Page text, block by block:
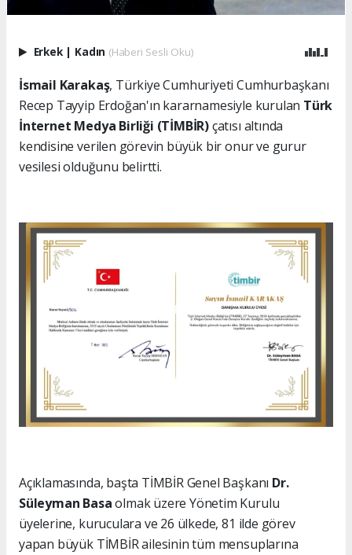
Erkek | Kadın (Haberi Sesli Oku)
İsmail Karakaş, Türkiye Cumhuriyeti Cumhurbaşkanı
Recep Tayyip Erdoğan'ın kararnamesiyle kurulan Türk
İnternet Medya Birliği (TİMBİR)çatısı altında
kendisine verilen görevin büyük bir onur ve gurur
vesilesi olduğunu belirtti.
Açıklamasında, başta TİMBİR Genel Başkanı Dr.
Süleyman Basaolmak üzere Yönetim Kurulu
üyelerine, kuruculara ve 26 ülkede, 81 ilde görev
yapan büyük TİMBİR ailesinin tüm mensuplarına